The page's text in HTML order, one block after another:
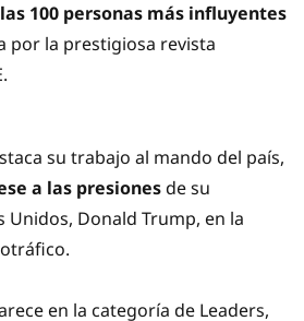
las 100 personas más influyentes
por la prestigiosa revista
su trabajo al mando del país,
a las presionesde su
Unidos, Donald Trump, en la
en la categoría de Leaders,